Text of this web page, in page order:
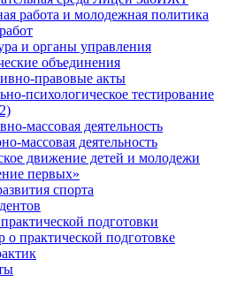
работа и молодежная политика
и органы управления
объединения
правовые акты
психологическое тестирование
массовая деятельность
массовая деятельность
движение детей и молодежи
первых»
спорта
подготовки
о практической подготовке